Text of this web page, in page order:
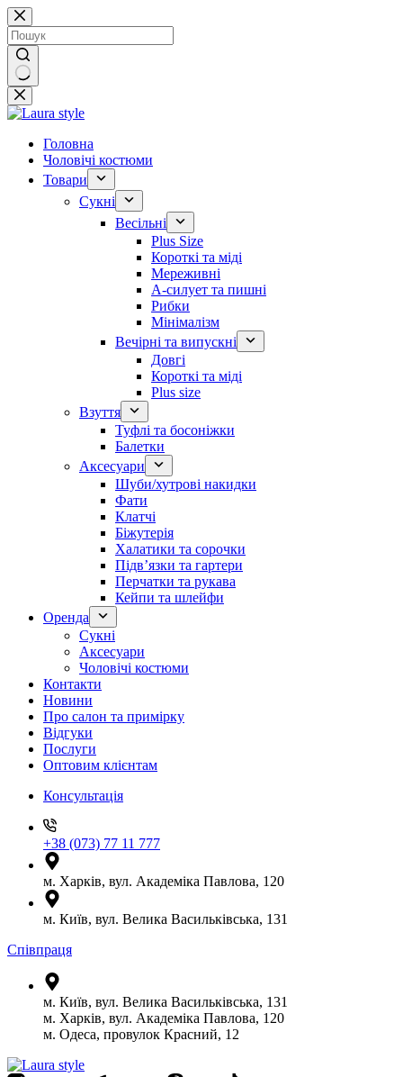
Перейти
до
вмісту
Немає
результатів
Головна
Чоловічі костюми
Товари
Сукні
Весільні
Plus Size
Короткі та міді
Мереживні
А-силует та пишні
Рибки
Мінімалізм
Вечірні та випускні
Довгі
Короткі та міді
Plus size
Взуття
Туфлі та босоніжки
Балетки
Аксесуари
Шуби/хутрові накидки
Фати
Клатчі
Біжутерія
Халатики та сорочки
Підвʼязки та гартери
Перчатки та рукава
Кейпи та шлейфи
Оренда
Сукні
Аксесуари
Чоловічі костюми
Контакти
Новини
Про салон та примірку
Відгуки
Послуги
Оптовим клієнтам
Консультація
+38 (073) 77 11 777
м. Харків, вул. Академіка Павлова, 120
м. Київ, вул. Велика Васильківська, 131
Співпраця
м. Київ, вул. Велика Васильківська, 131
м. Харків, вул. Академіка Павлова, 120
м. Одеса, провулок Красний, 12